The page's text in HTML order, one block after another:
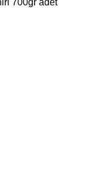
700gr adet